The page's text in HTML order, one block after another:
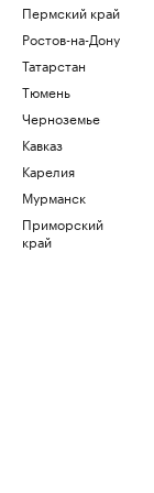
Пермский край
Ростов-на-Дону
Татарстан
Тюмень
Черноземье
Кавказ
Карелия
Мурманск
Приморский
край